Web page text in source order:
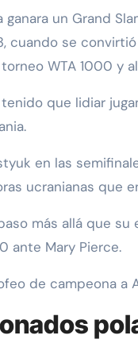
un Grand
cuando se
WTA 1000 y
que lidiar
en las
ucranianas que
más allá que
ante Mary Pierce.
de campeona a